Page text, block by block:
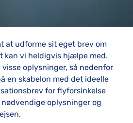
at udforme sit eget brev om
kan vi heldigvis hjælpe med.
oplysninger, så nedenfor
en skabelon med det ideelle
for flyforsinkelse
oplysninger og